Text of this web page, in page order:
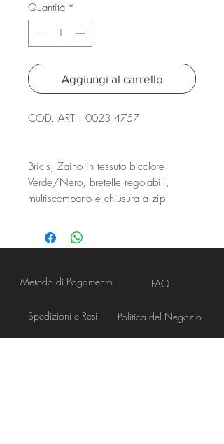
Quantità *
Aggiungi al carrello
COD. ART : 0023 4757
Bric's, Zaino in tessuto bicolore
Verde/Nero, bretelle regolabili,
multiscomparto e chiusura a zip
Metodo di Pagamento
Spedizioni e Resi
FAQ
Politica del Negozio